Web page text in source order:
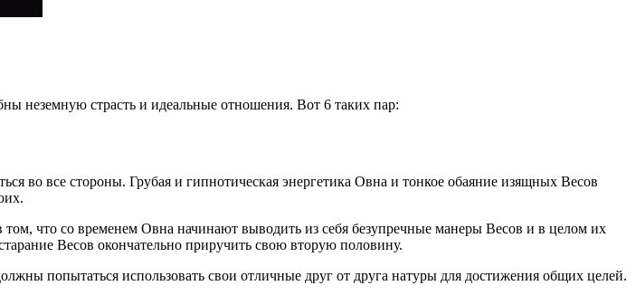
неземную страсть и идеальные отношения. Вот 6 таких пар:
во все стороны. Грубая и гипнотическая энергетика Овна и тонкое обаяние изящных Весов
что со временем Овна начинают выводить из себя безупречные манеры Весов и в целом их
Весов окончательно приручить свою вторую половину.
попытаться использовать свои отличные друг от друга натуры для достижения общих целей.